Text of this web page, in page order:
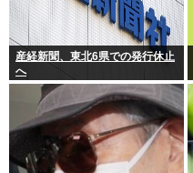
産経新聞、東北6県での発行休止
へ